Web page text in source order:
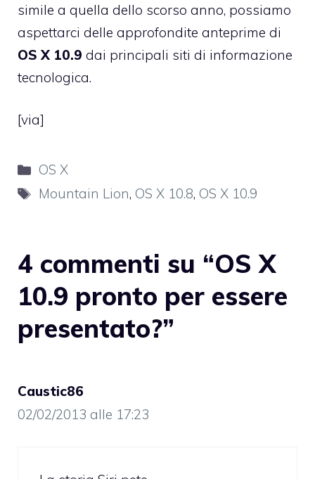
simile a quella dello scorso anno, possiamo
aspettarci delle approfondite anteprime di
OS X 10.9 dai principali siti di informazione
tecnologica.
[via]
Categorie
OS X
Tag
Mountain Lion, OS X 10.8, OS X 10.9
4 commenti su “OS X
10.9 pronto per essere
presentato?”
Caustic86
02/02/2013 alle 17:23